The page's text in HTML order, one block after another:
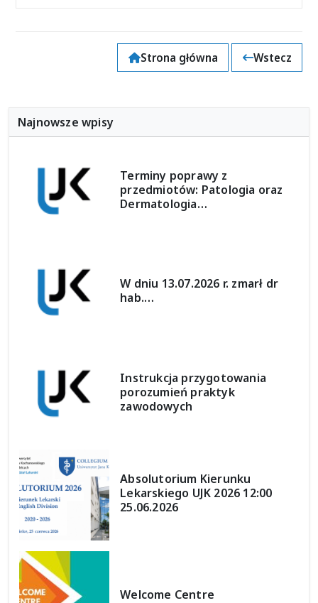
Strona główna Wstecz
Najnowsze wpisy
Terminy poprawy z
przedmiotów: Patologia oraz
Dermatologia…
W dniu 13.07.2026 r. zmarł dr
hab.…
Instrukcja przygotowania
porozumień praktyk
zawodowych
Absolutorium Kierunku
Lekarskiego UJK 2026 12:00
25.06.2026
Welcome Centre